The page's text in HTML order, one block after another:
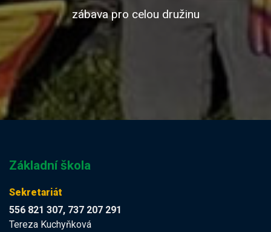
zábava pro celou družinu
Základní škola
Sekretariát
556 821 307, 737 207 291
Tereza Kuchyňková